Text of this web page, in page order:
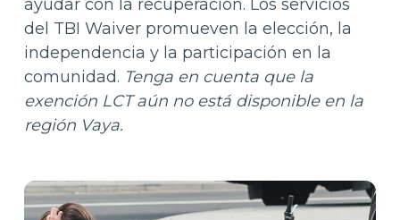
ayudar con la recuperación. Los servicios
del TBI Waiver promueven la elección, la
independencia y la participación en la
comunidad. Tenga en cuenta que la
exención LCT aún no está disponible en la
región Vaya.